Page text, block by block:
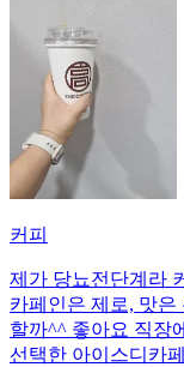
커피
제가 당뇨전단계라
카페인은 제로, 맛
할까^^ 좋아요 직장
선택한 아이스디카